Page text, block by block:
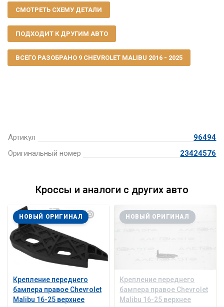
Артикул
96494
Оригинальный номер
23424576
СМОТРЕТЬ СХЕМУ ДЕТАЛИ
ПОДХОДИТ К ДРУГИМ АВТО
ВСЕГО РАЗОБРАНО 9 CHEVROLET MALIBU 2016 - 2025
Кроссы и аналоги с других авто
Крепление переднего
бампера правое Chevrolet
Malibu 16-25 верхнее
НОВЫЙ ОРИГИНАЛ
Крепление переднего
бампера правое Chevrolet
Malibu 16-25 верхнее
НОВЫЙ ОРИГИНАЛ